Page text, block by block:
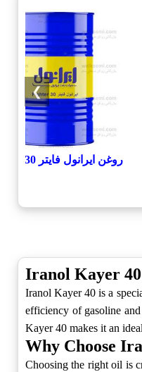
روغن ایرانول فایتر Fighter 30
❯
Iranol Kayer
Iranol Kayer 40 is a
efficiency of gasoline
Kayer 40 makes it an
Why Choose
Choosing the right oil is